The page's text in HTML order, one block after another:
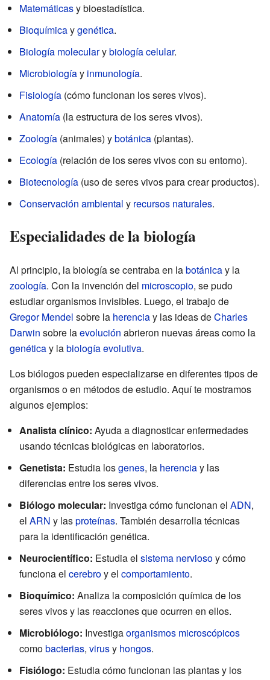
Matemáticasy bioestadística.
Bioquímicaygenética.
Biología molecularybiología celular.
Microbiologíay inmunología.
Fisiología (cómo funcionan los seres vivos).
Anatomía (la estructura de los seres vivos).
Zoología (animales) ybotánica (plantas).
Ecología (relación de los seres vivos con su entorno).
Biotecnología (uso de seres vivos para crear productos).
Conservación ambiental y recursos naturales.
Especialidades de la biología
Al principio, la biología se centraba en labotánicay la
zoología. Con la invención del microscopio, se pudo
estudiar organismos invisibles. Luego, el trabajo de
Gregor Mendel sobre la herenciay las ideas deCharles
Darwin sobre laevolución abrieron nuevas áreas como la
genéticay labiología evolutiva.
Los biólogos pueden especializarse en diferentes tipos de
organismos o en métodos de estudio. Aquí te mostramos
algunos ejemplos:
Analista clínico: Ayuda a diagnosticar enfermedades
usando técnicas biológicas en laboratorios.
Genetista: Estudia losgenes, la herenciay las
diferencias entre los seres vivos.
Biólogo molecular: Investiga cómo funcionan el ADN,
el ARN y lasproteínas. También desarrolla técnicas
para la identificación genética.
Neurocientífico: Estudia el sistema nerviosoy cómo
funciona el cerebroy el comportamiento.
Bioquímico: Analiza la composición química de los
seres vivos y las reacciones que ocurren en ellos.
Microbiólogo: Investigaorganismos microscópicos
comobacterias, virusy hongos.
Fisiólogo: Estudia cómo funcionan las plantas y los